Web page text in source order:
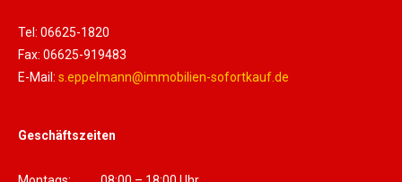
Tel: 06625-1820
Fax: 06625-919483
E-Mail: s.eppelmann@immobilien-sofortkauf.de
Geschäftszeiten